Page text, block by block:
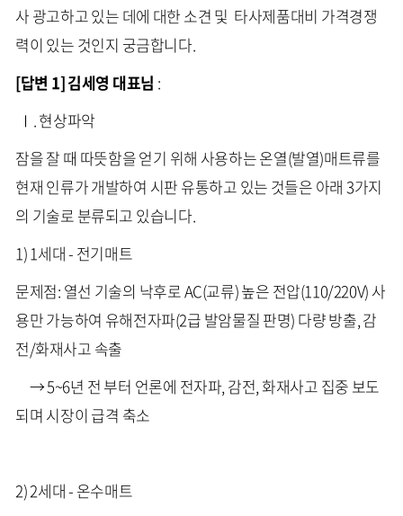
사 광고하고 있는 데에 대한 소견 및 타사제품대비 가격경쟁
력이 있는 것인지 궁금합니다.
[답변 1] 김세영 대표님 :
Ⅰ. 현상파악
잠을 잘 때 따뜻함을 얻기 위해 사용하는 온열(발열)매트류를
현재 인류가 개발하여 시판 유통하고 있는 것들은 아래 3가지
의 기술로 분류되고 있습니다.
1) 1세대 - 전기매트
문제점: 열선 기술의 낙후로 AC(교류) 높은 전압(110/220V) 사
용만 가능하여 유해전자파(2급 발암물질 판명) 다량 방출, 감
전/화재사고 속출
→ 5~6년 전 부터 언론에 전자파, 감전, 화재사고 집중 보도
되며 시장이 급격 축소
2) 2세대 - 온수매트